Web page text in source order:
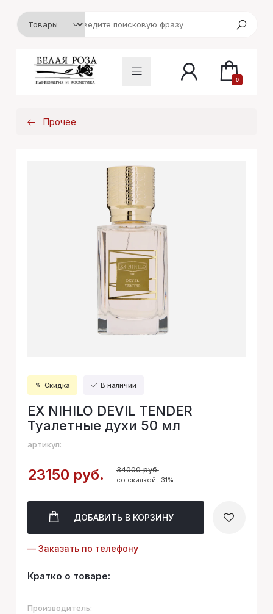
0
Прочее
Скидка В наличии
EX NIHILO DEVIL TENDER
Туалетные духи 50 мл
артикул:
23150 руб. 34000 руб.
со скидкой -31%
ДОБАВИТЬ В КОРЗИНУ
— Заказать по телефону
Кратко о товаре:
Производитель: